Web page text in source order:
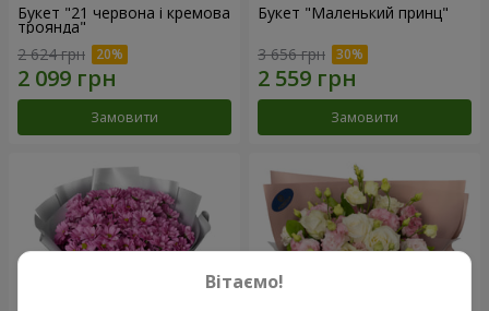
Букет "21 червона і кремова
троянда"
2 624 грн
Замовити
Букет "Маленький принц"
3 656 грн
Замовити
Вітаємо!